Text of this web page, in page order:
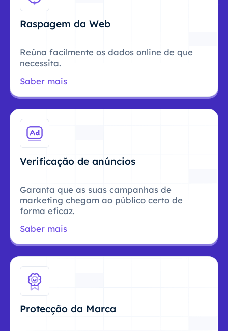
Raspagem da Web
Reúna facilmente os dados online de que
necessita.
Saber mais
Verificação de anúncios
Garanta que as suas campanhas de
marketing chegam ao público certo de
forma eficaz.
Saber mais
Protecção da Marca